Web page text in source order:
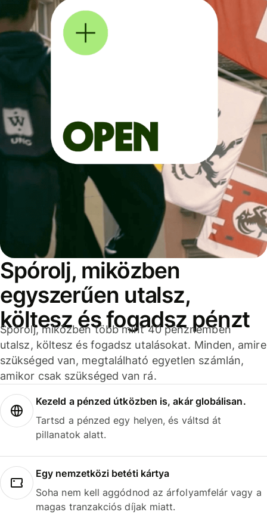
Spórolj, miközben
egyszerűen utalsz,
költesz és fogadsz pénzt
Spórolj, miközben több mint 40 pénznemben
utalsz, költesz és fogadsz utalásokat. Minden, amire
szükséged van, megtalálható egyetlen számlán,
amikor csak szükséged van rá.
Kezeld a pénzed útközben is, akár globálisan.
Tartsd a pénzed egy helyen, és váltsd át
pillanatok alatt.
Egy nemzetközi betéti kártya
Soha nem kell aggódnod az árfolyamfelár vagy a
magas tranzakciós díjak miatt.